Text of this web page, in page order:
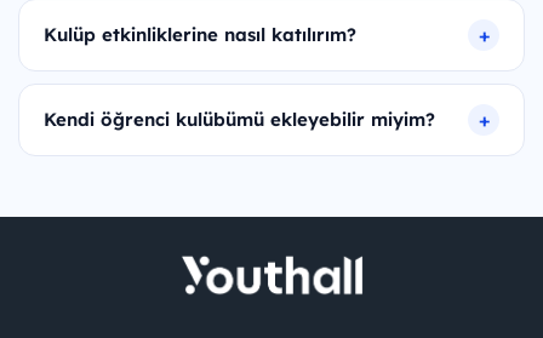
Kulüp etkinliklerine nasıl katılırım?
Kendi öğrenci kulübümü ekleyebilir miyim?